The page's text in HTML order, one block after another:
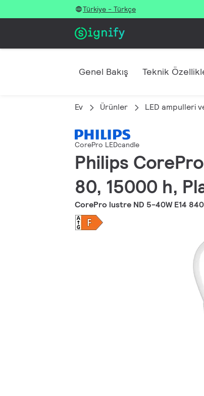
Türkiye - Türkçe
Genel Bakış Teknik
Ev Ürünler LED ampulleri
CorePro LEDcandle
Philips
80, 15000 h,
CorePro lustre ND 5-40W E14